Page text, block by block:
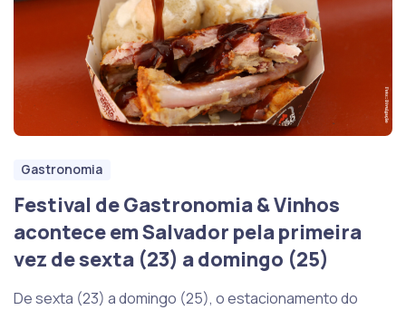
Gastronomia
Festival de Gastronomia & Vinhos
acontece em Salvador pela primeira
vez de sexta (23) a domingo (25)
De sexta (23) a domingo (25), o estacionamento do